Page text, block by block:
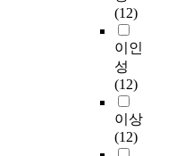
(12)
이인
성
(12)
이상
(12)